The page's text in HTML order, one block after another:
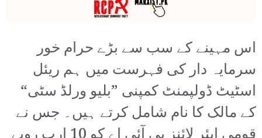
اس مہینے کے سب سے بڑے حرام خور
سرمایہ دار کی فہرست میں ہم ریئل
اسٹیٹ ڈولپمنٹ کمپنی ”بلیو ورلڈ سٹی“
کے مالک کا نام شامل کرتے ہیں۔ جس نے